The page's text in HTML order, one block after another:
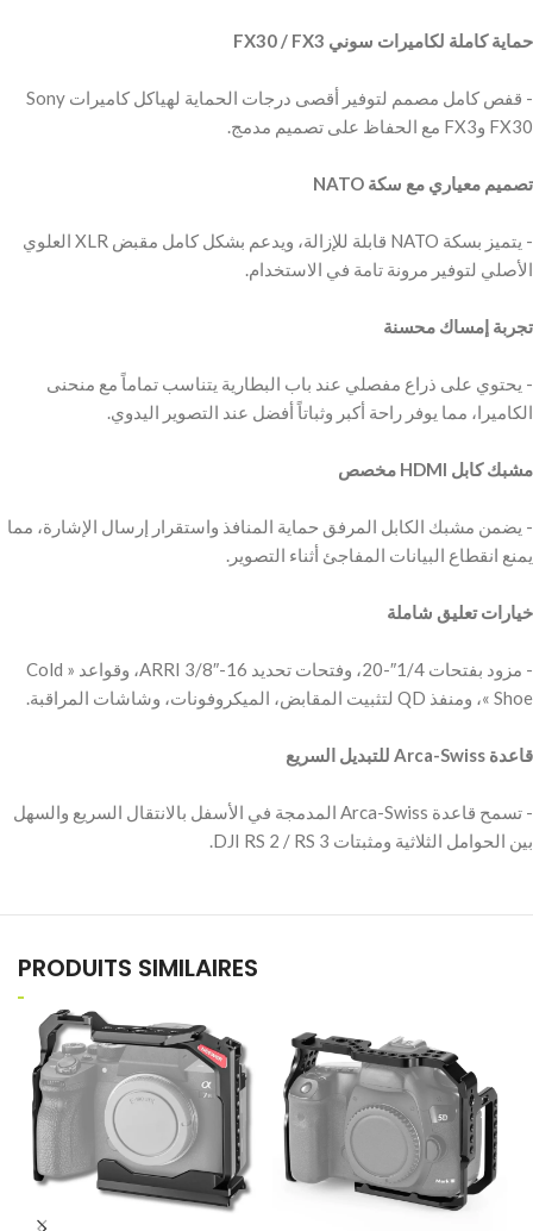
‫- قفص كامل مصمم لتوفير أقصى درجات الحماية لهياكل كاميرات Sony
‫- يتميز بسكة NATO قابلة للإزالة، ويدعم بشكل كامل مقبض XLR العلوي
‫تجربة إمساك محسنة
‫- يحتوي على ذراع مفصلي عند باب البطارية يتناسب تماماً مع منحنى
‫مشبك كابل HDMI مخصص
‫- يضمن مشبك الكابل المرفق حماية المنافذ واستقرار إرسال الإشارة، مما
‫- مزود بفتحات 1/4″-20، وفتحات تحديد ARRI 3/8″-16، وقواعد « Cold
‫قاعدة Arca-Swiss للتبديل السريع
‫- تسمح قاعدة Arca-Swiss المدمجة في الأسفل بالانتقال السريع والسهل
PRODUITS SIMILAIRES